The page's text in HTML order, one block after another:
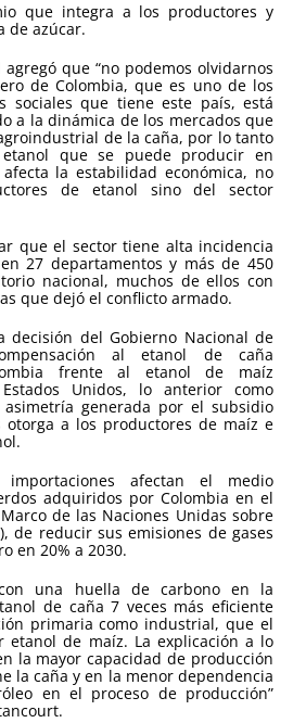
que integra a los productores y
de azúcar.
que “no podemos olvidarnos
de Colombia, que es uno de los
sociales que tiene este país, está
a la dinámica de los mercados que
de la caña, por lo tanto
que se puede producir en
la estabilidad económica, no
de etanol sino del sector
que el sector tiene alta incidencia
27 departamentos y más de 450
nacional, muchos de ellos con
que dejó el conflicto armado.
decisión del Gobierno Nacional de
al etanol de caña
frente al etanol de maíz
Unidos, lo anterior como
generada por el subsidio
otorga a los productores de maíz e
afectan el medio
adquiridos por Colombia en el
de las Naciones Unidas sobre
de reducir sus emisiones de gases
en 20% a 2030.
con una huella de carbono en la
de caña 7 veces más eficiente
primaria como industrial, que el
etanol de maíz. La explicación a lo
la mayor capacidad de producción
la caña y en la menor dependencia
en el proceso de producción”